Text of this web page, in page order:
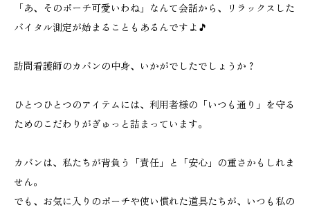
「あ、そのポーチ可愛いわね」なんて会話から、リラックスした
バイタル測定が始まることもあるんですよ🎵
訪問看護師のカバンの中身、いかがでしたでしょうか？
ひとつひとつのアイテムには、利用者様の「いつも通り」を守る
ためのこだわりがぎゅっと詰まっています。
カバンは、私たちが背負う「責任」と「安心」の重さかもしれま
せん。
でも、お気に入りのポーチや使い慣れた道具たちが、いつも私の